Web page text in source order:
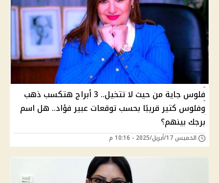
فلوس جاية من حيث لا تتخيل.. 3 أبراج هتكسب ذهب
وفلوس كتير قريبًا بحسب توقعات عبير فؤاد.. هل اسم
برجك بينهم؟
الخميس 17/أبريل/2025 - 10:16 م